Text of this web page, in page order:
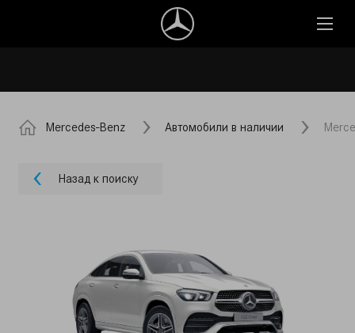
Mercedes-Benz Автомобили в наличии
Назад к поиску